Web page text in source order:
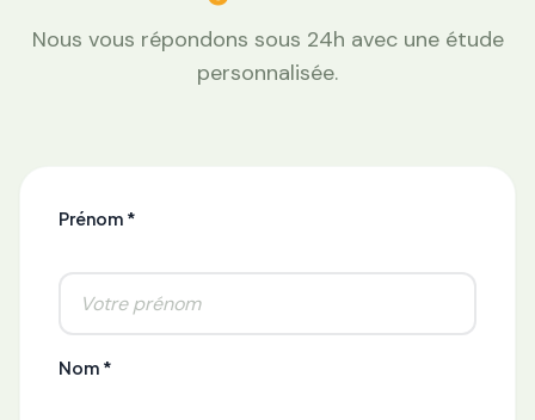
Nous vous répondons sous 24h avec une étude
personnalisée.
Prénom *
Nom *